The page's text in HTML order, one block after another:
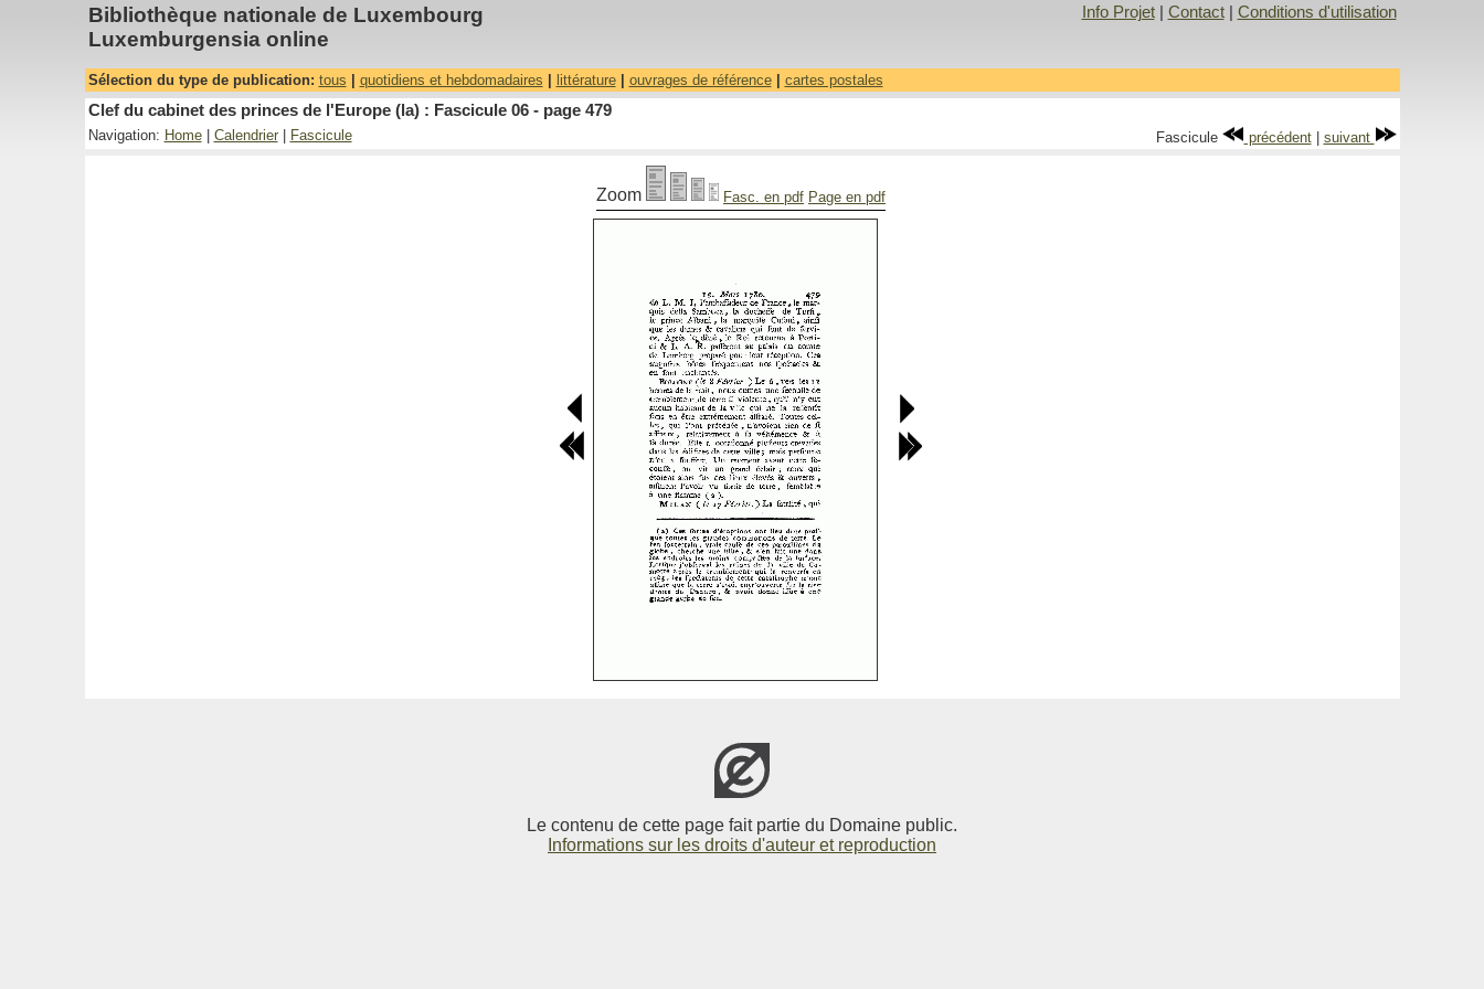
Bibliothèque nationale de Luxembourg
Luxemburgensia online
Info Projet| Contact| Conditions d'utilisation
Sélection du type de publication: tous quotidiens et hebdomadaires littérature| ouvrages de référence| cartes postales
Clef du cabinet des princes de l'Europe (la) : Fascicule 06 - page 479
Navigation: Home| Calendrier| Fascicule Fascicule précédent| suivant
Zoom Fasc. en pdf Page en pdf
Le contenu de cette page fait partie du Domaine public.
Informations sur les droits d'auteur et reproduction